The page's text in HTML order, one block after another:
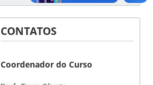
CONTATOS
Coordenador do Curso